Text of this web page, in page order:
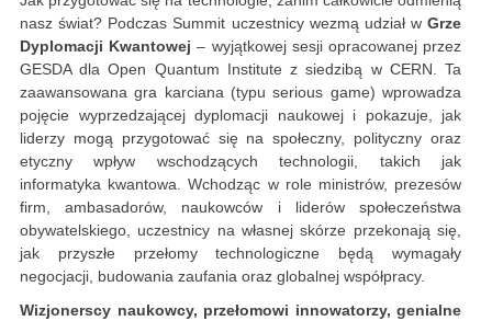
nasz świat? Podczas Summit uczestnicy wezmą udział w Grze
Dyplomacji Kwantowej – wyjątkowej sesji opracowanej przez
GESDA dla Open Quantum Institute z siedzibą w CERN. Ta
zaawansowana gra karciana (typu serious game) wprowadza
pojęcie wyprzedzającej dyplomacji naukowej i pokazuje, jak
liderzy mogą przygotować się na społeczny, polityczny oraz
etyczny wpływ wschodzących technologii, takich jak
informatyka kwantowa. Wchodząc w role ministrów, prezesów
firm, ambasadorów, naukowców i liderów społeczeństwa
obywatelskiego, uczestnicy na własnej skórze przekonają się,
jak przyszłe przełomy technologiczne będą wymagały
negocjacji, budowania zaufania oraz globalnej współpracy.
Wizjonerscy naukowcy, przełomowi innowatorzy, genialne